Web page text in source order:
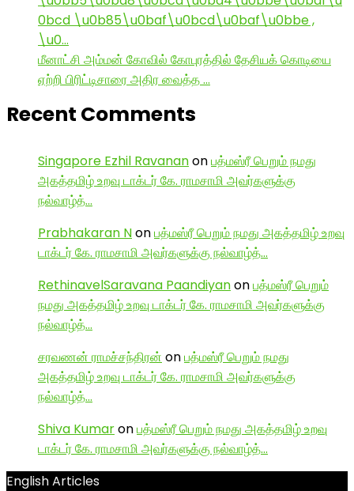
0bcd \u0b85\u0baf\u0bcd\u0baf\u0bbe ,
\u0…
மீனாட்சி அம்மன் கோவில் கோபுரத்தில் தேசியக் கொடியை
ஏற்றி பிரிட்டிசாரை அதிர வைத்த …
Recent Comments
Singapore Ezhil Ravananonபத்மஸ்ரீ பெறும் நமது
அகத்தமிழ் உறவு டாக்டர் கே. ராமசாமி அவர்களுக்கு
நல்வாழ்த்…
Prabhakaran Nonபத்மஸ்ரீ பெறும் நமது அகத்தமிழ் உறவு
டாக்டர் கே. ராமசாமி அவர்களுக்கு நல்வாழ்த்…
RethinavelSaravana Paandiyanonபத்மஸ்ரீ பெறும்
நமது அகத்தமிழ் உறவு டாக்டர் கே. ராமசாமி அவர்களுக்கு
நல்வாழ்த்…
சரவணன் ராமச்சந்திரன் onபத்மஸ்ரீ பெறும் நமது
அகத்தமிழ் உறவு டாக்டர் கே. ராமசாமி அவர்களுக்கு
நல்வாழ்த்…
Shiva Kumaronபத்மஸ்ரீ பெறும் நமது அகத்தமிழ் உறவு
டாக்டர் கே. ராமசாமி அவர்களுக்கு நல்வாழ்த்…
English Articles